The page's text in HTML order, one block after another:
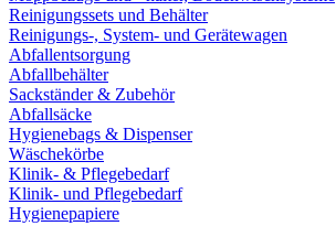
Reinigungssets und Behälter
Reinigungs-, System- und Gerätewagen
Abfallentsorgung
Abfallbehälter
Sackständer & Zubehör
Abfallsäcke
Hygienebags & Dispenser
Wäschekörbe
Klinik- & Pflegebedarf
Klinik- und Pflegebedarf
Hygienepapiere